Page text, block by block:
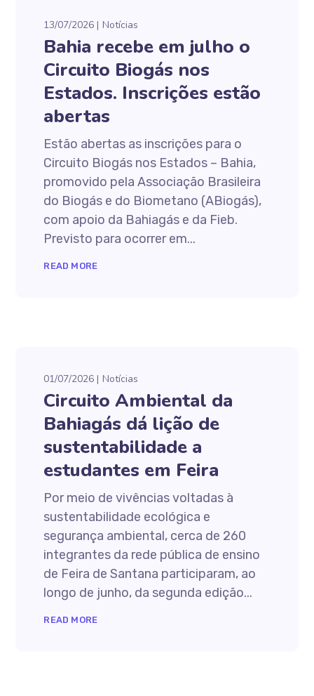
13/07/2026 Notícias
Bahia recebe em julho o
Circuito Biogás nos
Estados. Inscrições estão
abertas
Estão abertas as inscrições para o
Circuito Biogás nos Estados – Bahia,
promovido pela Associação Brasileira
do Biogás e do Biometano (ABiogás),
com apoio da Bahiagás e da Fieb.
Previsto para ocorrer em...
READ MORE
01/07/2026 Notícias
Circuito Ambiental da
Bahiagás dá lição de
sustentabilidade a
estudantes em Feira
Por meio de vivências voltadas à
sustentabilidade ecológica e
segurança ambiental, cerca de 260
integrantes da rede pública de ensino
de Feira de Santana participaram, ao
longo de junho, da segunda edição...
READ MORE